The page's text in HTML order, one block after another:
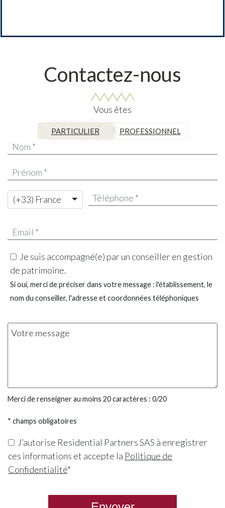
Contactez-nous
Vous êtes
PARTICULIER PROFESSIONNEL
(+33) France
Je suis accompagné(e) par un conseiller en gestion
de patrimoine.
Si oui, merci de préciser dans votre message : l'établissement, le
nom du conseiller, l'adresse et coordonnées téléphoniques
Merci de renseigner au moins 20 caractères : 0/20
* champs obligatoires
J’autorise Residential Partners SAS à enregistrer
ces informations et accepte la Politique de
Confidentialité*